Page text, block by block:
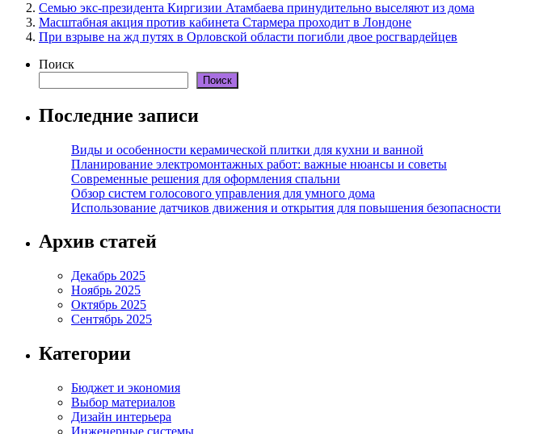
Семью экс-президента Киргизии Атамбаева принудительно выселяют из дома
Масштабная акция против кабинета Стармера проходит в Лондоне
При взрыве на жд путях в Орловской области погибли двое росгвардейцев
Поиск
Поиск
Последние записи
Виды и особенности керамической плитки для кухни и ванной
Планирование электромонтажных работ: важные нюансы и советы
Современные решения для оформления спальни
Обзор систем голосового управления для умного дома
Использование датчиков движения и открытия для повышения безопасности
Архив статей
Декабрь 2025
Ноябрь 2025
Октябрь 2025
Сентябрь 2025
Категории
Бюджет и экономия
Выбор материалов
Дизайн интерьера